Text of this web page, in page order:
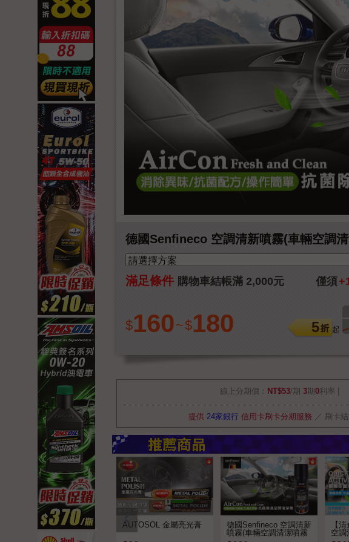
德國Senfineco 空調清新噴霧(車輛空調
滿足條件 購物車結帳滿 2,000元 僅須
$160~$180 5 起
線上分期價： NT$53/期 3期0利率
提供 24家銀行 信用卡刷卡分期服務 ／ 刷卡
AUTOSOL 金屬亮光膏
德國Senfineco 空調清新
噴霧(車輛空調清潔噴霧
【
空調